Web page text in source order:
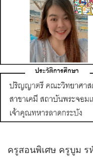
ครูสอนพิเศษ ครูบูม